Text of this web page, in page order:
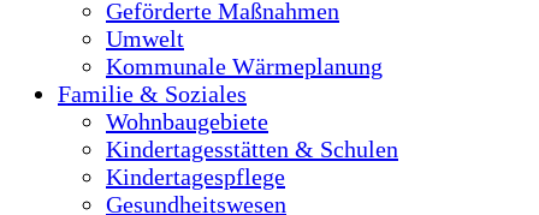
Geförderte Maßnahmen
Umwelt
Kommunale Wärmeplanung
Familie & Soziales
Wohnbaugebiete
Kindertagesstätten & Schulen
Kindertagespflege
Gesundheitswesen